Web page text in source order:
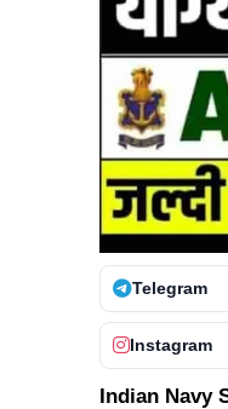
Telegram
Instagram
Indian Navy